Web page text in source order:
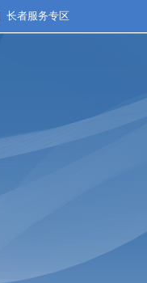
长者服务专区